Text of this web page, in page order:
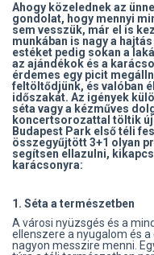
Ahogy közelednek az
gondolat, hogy mennyi
sem vesszük, már el is
munkában is nagy a
estéket pedig sokan a
az ajándékok és a
érdemes egy picit
feltöltődjünk, és valóban
időszakát. Az igények
séta vagy a kézműves
koncertsorozattal töltik
Budapest Park első téli
összegyűjtött 3+1 olyan
segítsen ellazulni,
karácsonyra:
1. Séta a természetben
A városi nyüzsgés és a
ellenszere a nyugalom és a
nagyon messzire menni.